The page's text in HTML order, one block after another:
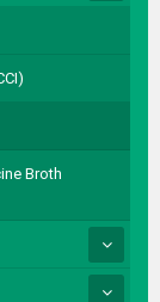
Broth